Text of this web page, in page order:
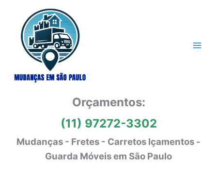
conteúdo
Orçamentos:
(11) 97272-3302
Mudanças - Fretes - Carretos Içamentos -
Guarda Móveis em São Paulo